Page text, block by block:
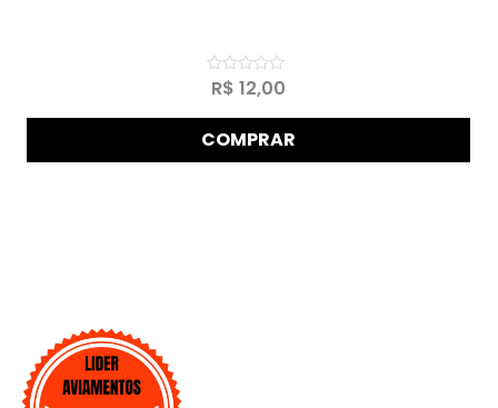
Avaliação
0
5
R$ 12,00
COMPRAR